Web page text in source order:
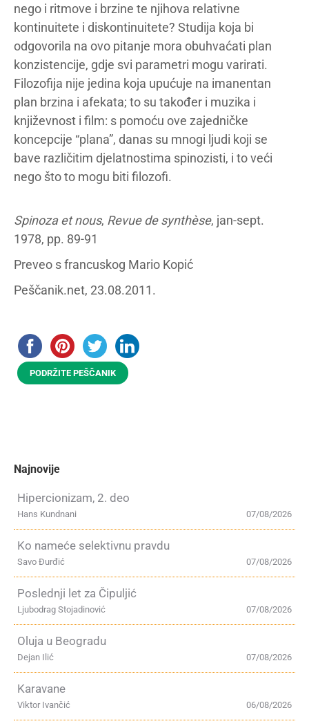
nego i ritmove i brzine te njihova relativne
kontinuitete i diskontinuitete? Studija koja bi
odgovorila na ovo pitanje mora obuhvaćati plan
konzistencije, gdje svi parametri mogu varirati.
Filozofija nije jedina koja upućuje na imanentan
plan brzina i afekata; to su također i muzika i
književnost i film: s pomoću ove zajedničke
koncepcije “plana”, danas su mnogi ljudi koji se
bave različitim djelatnostima spinozisti, i to veći
nego što to mogu biti filozofi.
Spinoza et nous, Revue de synthèse, jan-sept.
1978, pp. 89-91
Preveo s francuskog Mario Kopić
Peščanik.net, 23.08.2011.
PODRŽITE PEŠČANIK
Najnovije
Hipercionizam, 2. deo
07/08/2026
Hans Kundnani
Ko nameće selektivnu pravdu
07/08/2026
Savo Đurđić
Poslednji let za Čipuljić
07/08/2026
Ljubodrag Stojadinović
Oluja u Beogradu
07/08/2026
Dejan Ilić
Karavane
06/08/2026
Viktor Ivančić